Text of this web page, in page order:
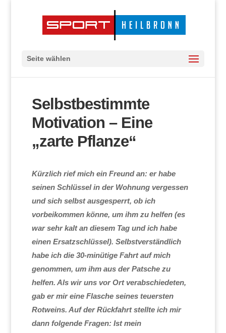
Seite wählen
Selbstbestimmte
Motivation – Eine
„zarte Pflanze“
Kürzlich rief mich ein Freund an: er habe
seinen Schlüssel in der Wohnung vergessen
und sich selbst ausgesperrt, ob ich
vorbeikommen könne, um ihm zu helfen (es
war sehr kalt an diesem Tag und ich habe
einen Ersatzschlüssel). Selbstverständlich
habe ich die 30-minütige Fahrt auf mich
genommen, um ihm aus der Patsche zu
helfen. Als wir uns vor Ort verabschiedeten,
gab er mir eine Flasche seines teuersten
Rotweins. Auf der Rückfahrt stellte ich mir
dann folgende Fragen: Ist mein